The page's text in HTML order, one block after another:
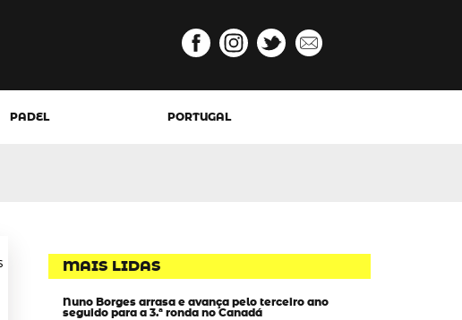
PADEL PORTUGAL
MAIS LIDAS
Nuno Borges arrasa e avança pelo terceiro ano
seguido para a 3.ª ronda no Canadá